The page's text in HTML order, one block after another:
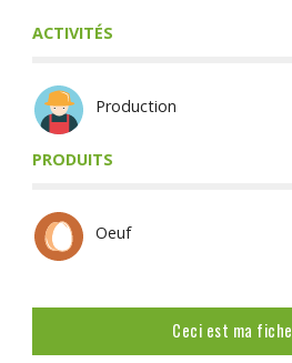
ACTIVITÉS
Production
PRODUITS
Oeuf
Ceci est ma fiche